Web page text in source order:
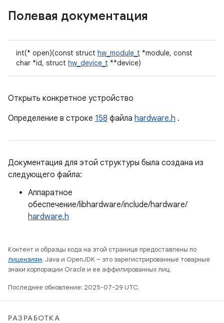
Полевая документация
int(* open)(const struct hw_module_t *module, const
char *id, struct hw_device_t **device)
Открыть конкретное устройство
Определение в строке 158 файла hardware.h .
Документация для этой структуры была создана из
следующего файла:
Аппаратное
обеспечение/libhardware/include/hardware/
hardware.h
Контент и образцы кода на этой странице предоставлены по
лицензиям. Java и OpenJDK – это зарегистрированные товарные
знаки корпорации Oracle и ее аффилированных лиц.
Последнее обновление: 2025-07-29 UTC.
РАЗРАБОТКА